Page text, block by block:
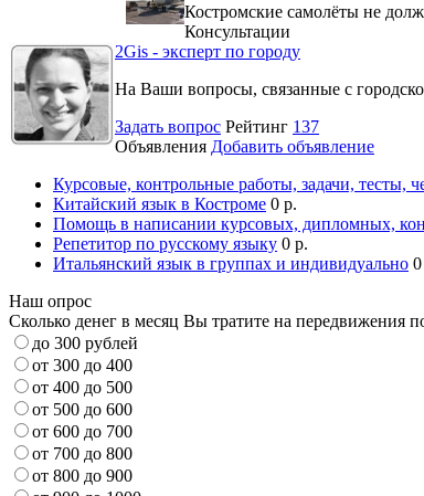
Костромские самолёты не
Консультации
2Gis - эксперт по городу
На Ваши вопросы, связанные с
Задать вопрос Рейтинг 137
Объявления Добавить объявление
Курсовые, контрольные работы, задачи, тесты,
Китайский язык в Костроме 0 р.
Помощь в написании курсовых, дипломных,
Репетитор по русскому языку 0 р.
Итальянский язык в группах и индивидуально
Наш опрос
Сколько денег в месяц Вы тратите на передвижения
до 300 рублей
от 300 до 400
от 400 до 500
от 500 до 600
от 600 до 700
от 700 до 800
от 800 до 900